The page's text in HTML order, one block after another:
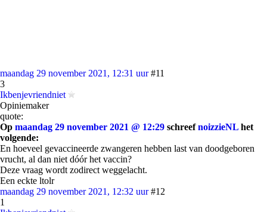
maandag 29 november 2021, 12:31 uur #11
3
Ikbenjevriendniet
Opiniemaker
quote:
Op maandag 29 november 2021 @ 12:29 schreefnoizzieNL het
volgende:
En hoeveel gevaccineerde zwangeren hebben last van doodgeboren
vrucht, al dan niet dóór het vaccin?
Deze vraag wordt zodirect weggelacht.
Een eckte ltolr
maandag 29 november 2021, 12:32 uur #12
1